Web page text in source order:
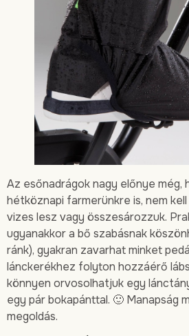
Az esőnadrágok nagy előnye még,
hétköznapi farmerünkre is, nem
vizes lesz vagy összesározzuk.
ugyanakkor a bő szabásnak
ránk), gyakran zavarhat minket
lánckerékhez folyton hozzáérő
könnyen orvosolhatjuk egy
egy pár bokapánttal. 🙂 Manapság
megoldás.